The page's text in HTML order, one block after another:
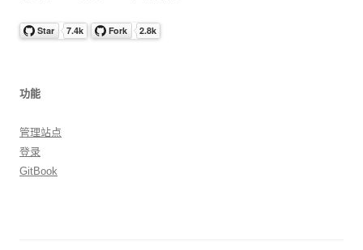
功能
管理站点
登录
GitBook